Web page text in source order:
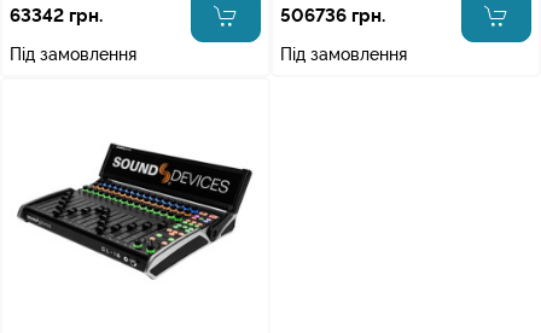
63342 грн.
Під замовлення
506736 грн.
Під замовлення